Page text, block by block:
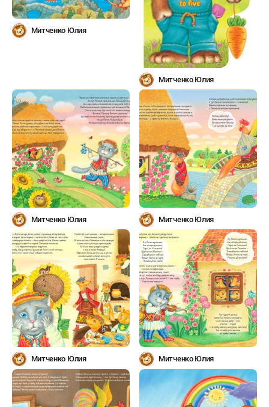
Митченко Юлия
Митченко Юлия
Митченко Юлия Митченко Юлия
Митченко Юлия Митченко Юлия